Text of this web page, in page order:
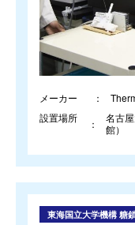
メーカー
設置場所
名古
館）
東海国立大学機構 糖